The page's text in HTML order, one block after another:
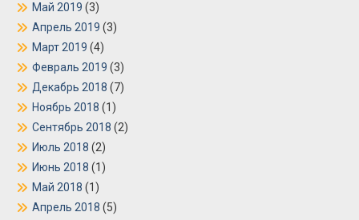
Май 2019 (3)
Апрель 2019 (3)
Март 2019 (4)
Февраль 2019 (3)
Декабрь 2018 (7)
Ноябрь 2018 (1)
Сентябрь 2018 (2)
Июль 2018 (2)
Июнь 2018 (1)
Май 2018 (1)
Апрель 2018 (5)